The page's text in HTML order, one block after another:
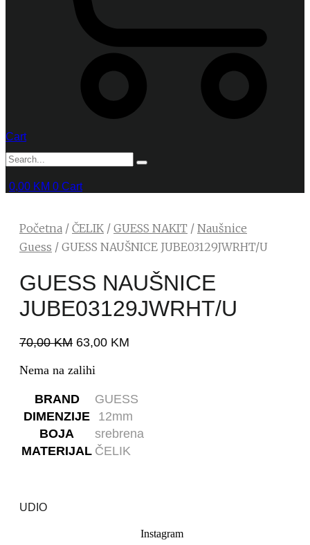
Cart
0,00 KM 0 Cart
Početna / ČELIK / GUESS NAKIT / Naušnice
Guess / GUESS NAUŠNICE JUBE03129JWRHT/U
GUESS NAUŠNICE
JUBE03129JWRHT/U
70,00KM 63,00 KM
Nema na zalihi
BRAND
GUESS
DIMENZIJE
12mm
BOJA
srebrena
MATERIJAL ČELIK
UDIO
Instagram